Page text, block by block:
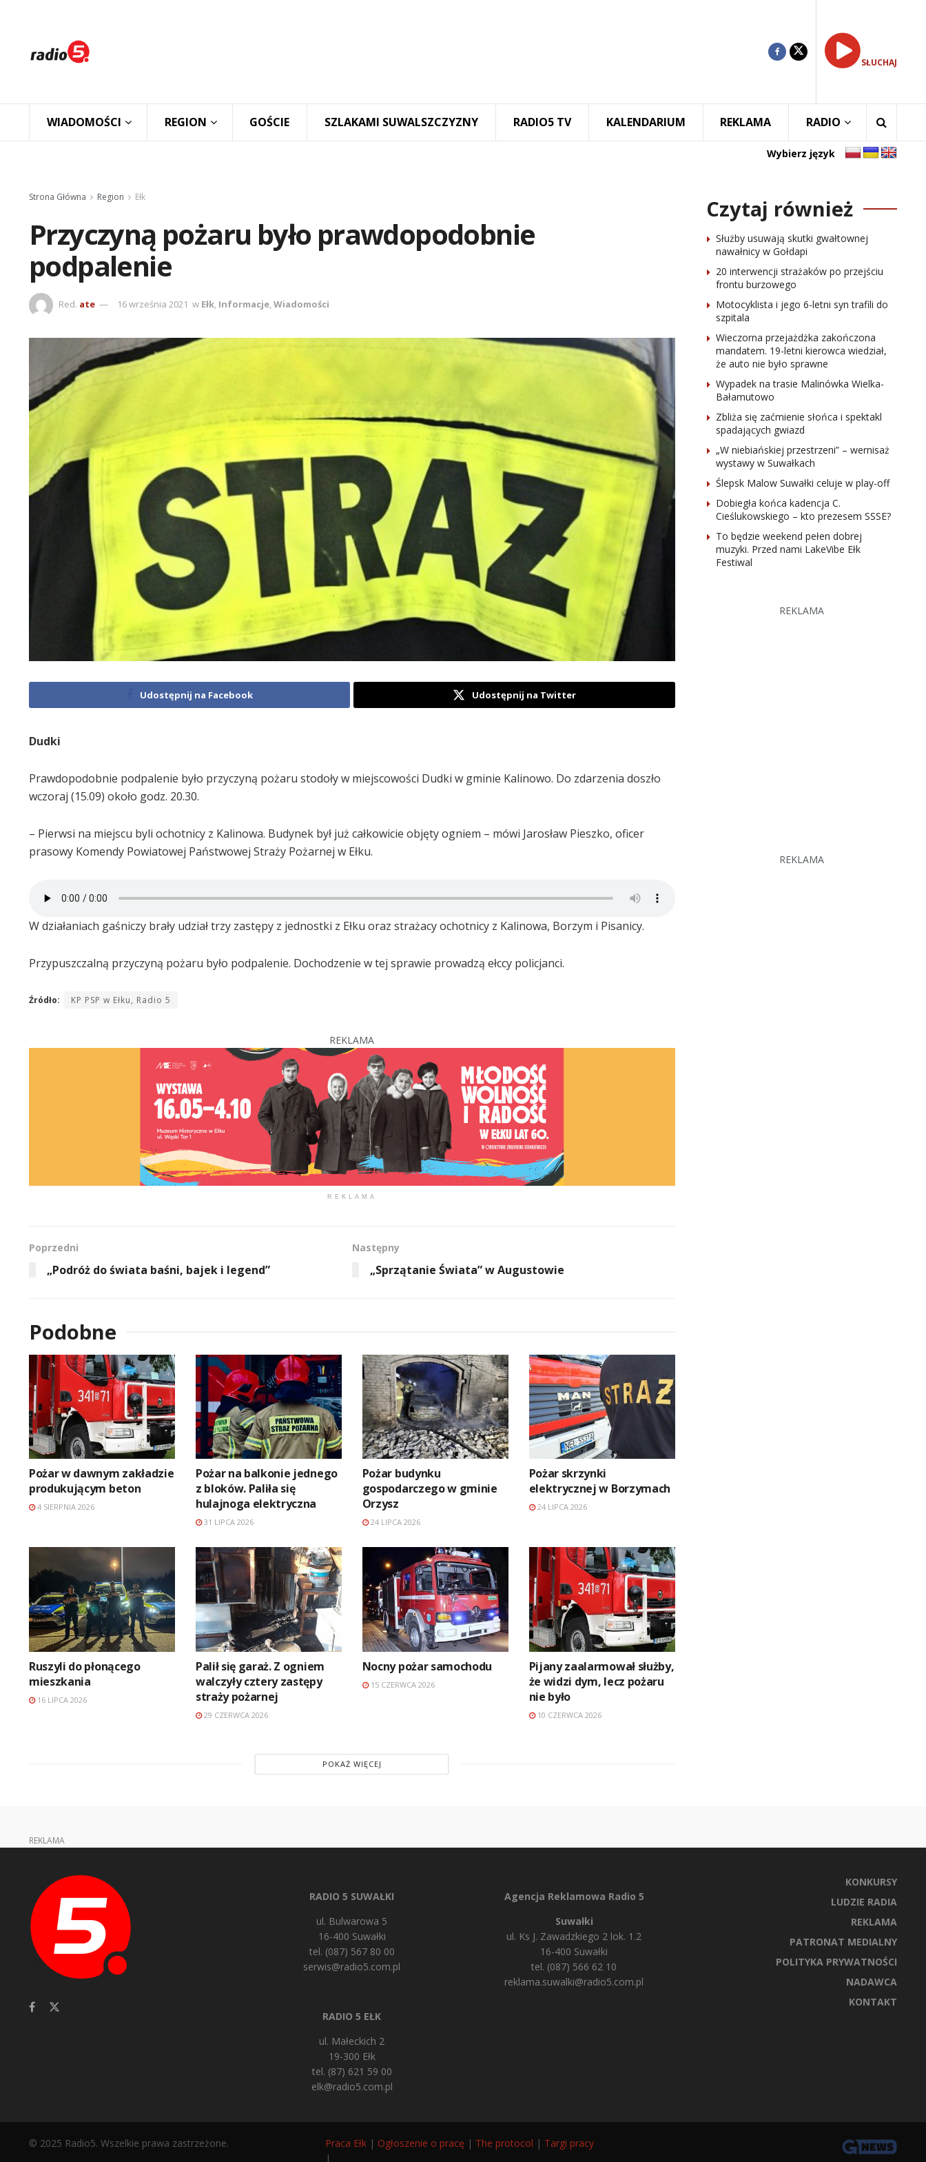
SŁUCHAJ
WIADOMOŚCI REGION GOŚCIE SZLAKAMI SUWALSZCZYZNY RADIO5 TV KALENDARIUM REKLAMA RADIO
Wybierz język
Strona Główna Region Ełk
Przyczyną pożaru było prawdopodobnie
podpalenie
Red. ate 16 września 2021 w Ełk, Informacje,Wiadomości
Udostępnij na Facebook Udostępnij na Twitter
Dudki
Prawdopodobnie podpalenie było przyczyną pożaru stodoły w miejscowości Dudki w gminie Kalinowo. Do zdarzenia doszło
wczoraj (15.09) około godz. 20.30.
– Pierwsi na miejscu byli ochotnicy z Kalinowa. Budynek był już całkowicie objęty ogniem – mówi Jarosław Pieszko, oficer
prasowy Komendy Powiatowej Państwowej Straży Pożarnej w Ełku.
W działaniach gaśniczy brały udział trzy zastępy z jednostki z Ełku oraz strażacy ochotnicy z Kalinowa, Borzym i Pisanicy.
Przypuszczalną przyczyną pożaru było podpalenie. Dochodzenie w tej sprawie prowadzą ełccy policjanci.
Źródło: KP PSP w Ełku, Radio 5
REKLAMA
REKLAMA
Poprzedni
„Podróż do świata baśni, bajek i legend”
Następny
„Sprzątanie Świata” w Augustowie
Podobne
Pożar w dawnym zakładzie
produkującym beton
4 SIERPNIA 2026
Pożar na balkonie jednego
z bloków. Paliła się
hulajnoga elektryczna
31 LIPCA 2026
Pożar budynku
gospodarczego w gminie
Orzysz
24 LIPCA 2026
Pożar skrzynki
elektrycznej w Borzymach
24 LIPCA 2026
Ruszyli do płonącego
mieszkania
16 LIPCA 2026
Palił się garaż. Z ogniem
walczyły cztery zastępy
straży pożarnej
29 CZERWCA 2026
Nocny pożar samochodu
15 CZERWCA 2026
Pijany zaalarmował służby,
że widzi dym, lecz pożaru
nie było
10 CZERWCA 2026
POKAŻ WIĘCEJ
Czytaj również
Służby usuwają skutki gwałtownej
nawałnicy w Gołdapi
20 interwencji strażaków po przejściu
frontu burzowego
Motocyklista i jego 6-letni syn trafili do
szpitala
Wieczorna przejażdżka zakończona
mandatem. 19-letni kierowca wiedział,
że auto nie było sprawne
Wypadek na trasie Malinówka Wielka-
Bałamutowo
Zbliża się zaćmienie słońca i spektakl
spadających gwiazd
„W niebiańskiej przestrzeni” – wernisaż
wystawy w Suwałkach
Ślepsk Malow Suwałki celuje w play-off
Dobiegła końca kadencja C.
Cieślukowskiego – kto prezesem SSSE?
To będzie weekend pełen dobrej
muzyki. Przed nami LakeVibe Ełk
Festiwal
REKLAMA
REKLAMA
REKLAMA
RADIO 5 SUWAŁKI
ul. Bulwarowa 5
16-400 Suwałki
tel. (087) 567 80 00
serwis@radio5.com.pl
RADIO 5 EŁK
ul. Małeckich 2
19-300 Ełk
tel. (87) 621 59 00
elk@radio5.com.pl
Agencja Reklamowa Radio 5
Suwałki
ul. Ks J. Zawadzkiego 2 lok. 1.2
16-400 Suwałki
tel. (087) 566 62 10
reklama.suwalki@radio5.com.pl
KONKURSY
LUDZIE RADIA
REKLAMA
PATRONAT MEDIALNY
POLITYKA PRYWATNOŚCI
NADAWCA
KONTAKT
© 2025 Radio5. Wszelkie prawa zastrzeżone. Praca Ełk | Ogłoszenie o pracę | The protocol | Targi pracy
|